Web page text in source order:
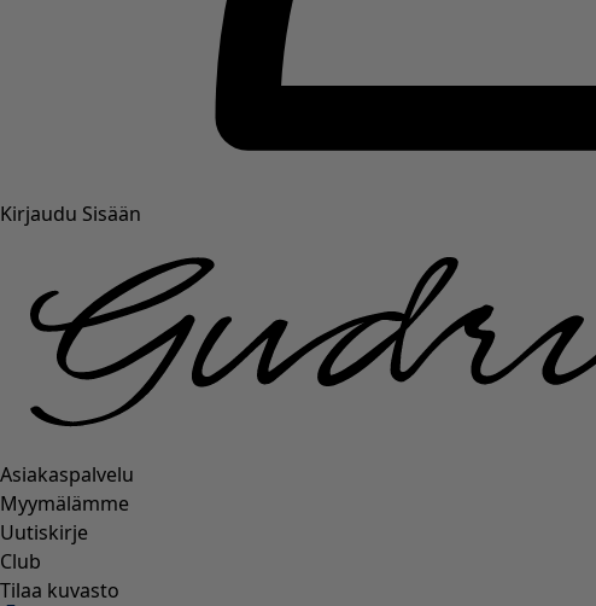
Kirjaudu Sisään
Asiakaspalvelu
Myymälämme
Uutiskirje
Club
Tilaa kuvasto